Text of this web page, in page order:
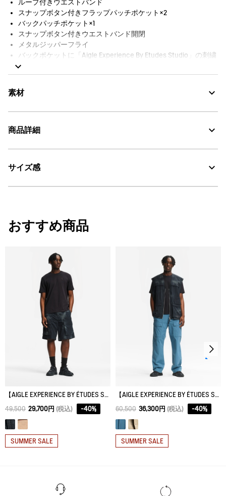
ループ付きウエストバンド
スナップボタン付きフラップパッチポケット×2
バックパッチポケット×1
スナップボタン付きウエストバンド開閉
メタルジッパーフライ
バックポケットに「Aigle Experience By Etudes Studio」の刺繍
入り
素材
DFT：吸水・速乾
漂白処理はできない。
脱水後、つり干し乾燥がよい。
アイロン仕上げ処理はできない。
ドライクリーニング処理ができない。
ウェットクリーニング処理ができる。：通常の処理
商品詳細
・色：オーバーン (003)
サイズ感
XS
XL 124
おすすめ商品
【AIGLE EXPERIENCE BY ÉTUDES STUDIO】 UVカットフィッシャーマンズ リラックスショーツ
49,500 29,700円 (税込) -40%
SUMMER SALE
【AIGLE EXPERIENCE BY ÉTUDES STUDIO】 マルチポケットパンツ
60,500 36,300円 (税込) -40%
SUMMER SALE